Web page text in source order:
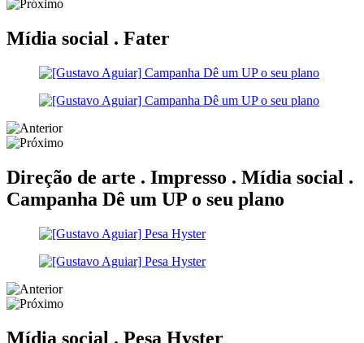
Mídia social . Fater
Direção de arte . Impresso . Mídia social .
Campanha Dê um UP o seu plano
Mídia social . Pesa Hyster